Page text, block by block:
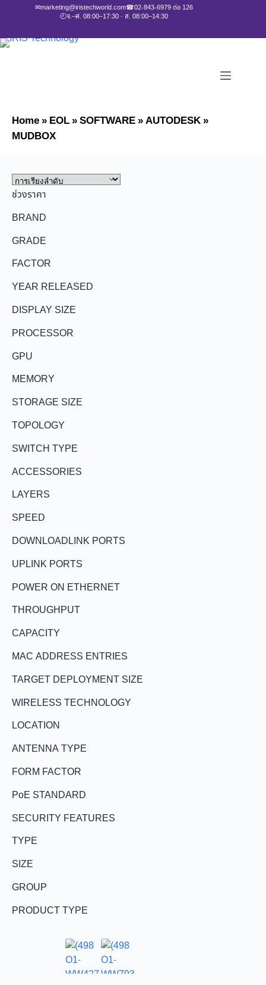
✉marketing@iristechworld.com☎02-843-6979 ต่อ 126
🕘จ.–ศ. 08:00–17:30 · ส. 08:00–14:30
Home»EOL»SOFTWARE»AUTODESK»
MUDBOX
ช่วงราคา
BRAND
GRADE
FACTOR
YEAR RELEASED
DISPLAY SIZE
PROCESSOR
GPU
MEMORY
STORAGE SIZE
TOPOLOGY
SWITCH TYPE
ACCESSORIES
LAYERS
SPEED
DOWNLOADLINK PORTS
UPLINK PORTS
POWER ON ETHERNET
THROUGHPUT
CAPACITY
MAC ADDRESS ENTRIES
TARGET DEPLOYMENT SIZE
WIRELESS TECHNOLOGY
LOCATION
ANTENNA TYPE
FORM FACTOR
PoE STANDARD
SECURITY FEATURES
TYPE
SIZE
GROUP
PRODUCT TYPE